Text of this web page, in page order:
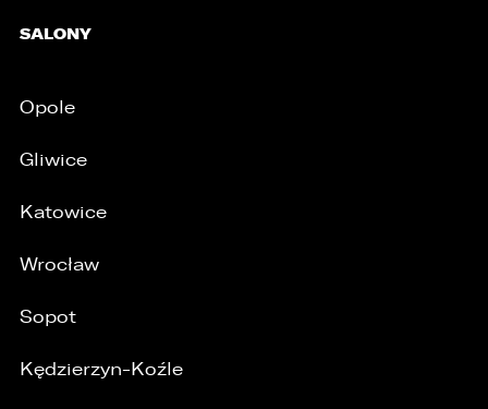
SALONY
Opole
Gliwice
Katowice
Wrocław
Sopot
Kędzierzyn-Koźle